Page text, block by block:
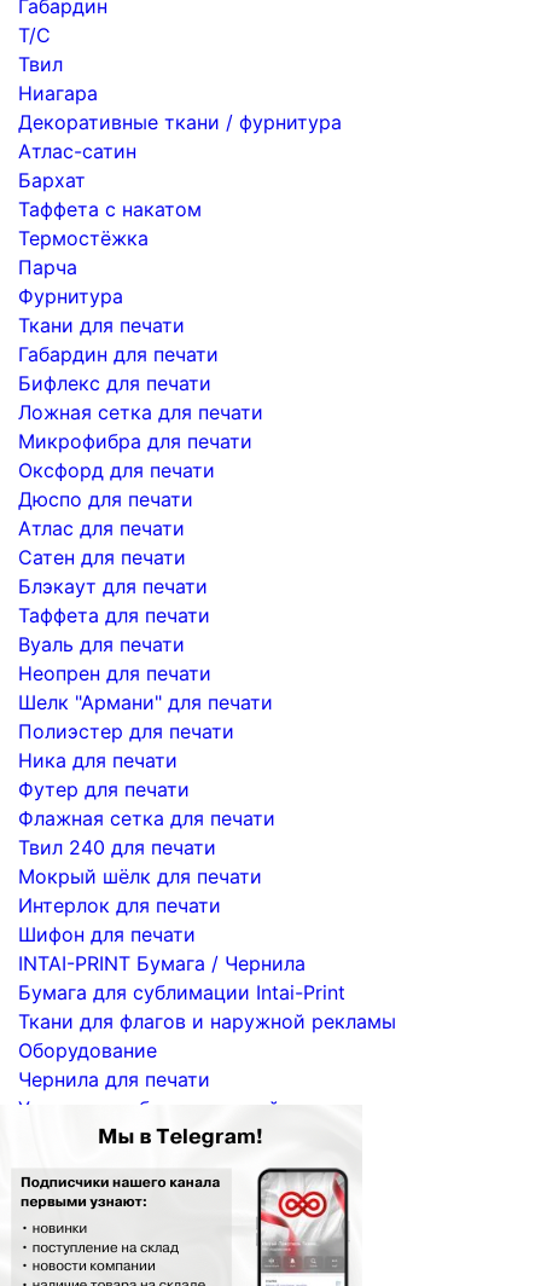
Габардин
Т/С
Твил
Ниагара
Декоративные ткани / фурнитура
Атлас-сатин
Бархат
Таффета с накатом
Термостёжка
Парча
Фурнитура
Ткани для печати
Габардин для печати
Бифлекс для печати
Ложная сетка для печати
Микрофибра для печати
Оксфорд для печати
Дюспо для печати
Атлас для печати
Сатен для печати
Блэкаут для печати
Таффета для печати
Вуаль для печати
Неопрен для печати
Шелк "Армани" для печати
Полиэстер для печати
Ника для печати
Футер для печати
Флажная сетка для печати
Твил 240 для печати
Мокрый шёлк для печати
Интерлок для печати
Шифон для печати
INTAI-PRINT Бумага / Чернила
Бумага для сублимации Intai-Print
Ткани для флагов и наружной рекламы
Оборудование
Чернила для печати
Услуги по сублимационной печати